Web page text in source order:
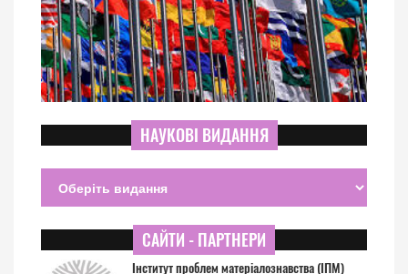
НАУКОВІ ВИДАННЯ
САЙТИ - ПАРТНЕРИ
Інститут проблем матеріалознавства (ІПМ)